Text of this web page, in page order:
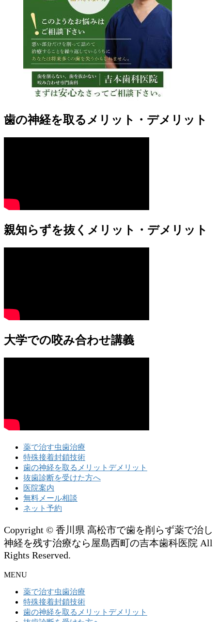
歯の神経を取るメリット・デメリット
親知らずを抜くメリット・デメリット
大学での咬み合わせ講義
薬で治す虫歯治療
特殊接着封鎖技術
歯の神経を取るメリットデメリット
抜歯診断を受けた方へ
医院案内
無料メール相談
ネット予約
Copyright © 香川県 高松市で歯を削らず薬で治し
神経を残す治療なら屋島西町の吉本歯科医院 All
Rights Reserved.
MENU
薬で治す虫歯治療
特殊接着封鎖技術
歯の神経を取るメリットデメリット